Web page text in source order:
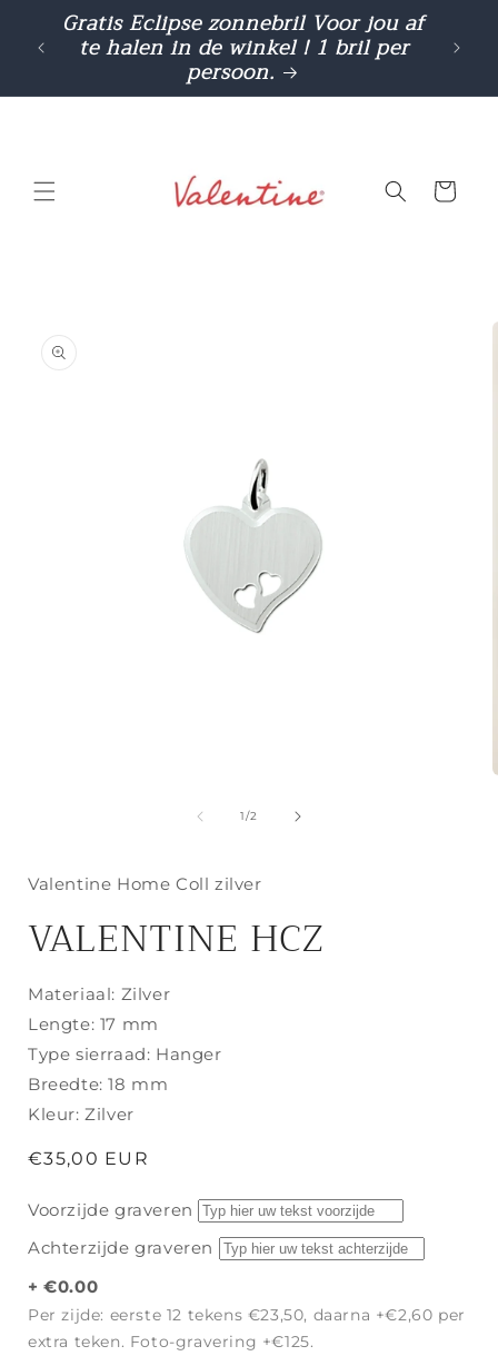
naar de
content
Gratis Eclipse zonnebril Voor jou af
te halen in de winkel ! 1 bril per
persoon.
1/van
2
Valentine Home Coll zilver
VALENTINE HCZ
Materiaal: Zilver
Lengte: 17 mm
Type sierraad: Hanger
Breedte: 18 mm
Kleur: Zilver
Normale
€35,00 EUR
Voorzijde graveren
Achterzijde graveren
+ €0.00
Per zijde: eerste 12 tekens €23,50, daarna +€2,60 per
extra teken. Foto-gravering +€125.